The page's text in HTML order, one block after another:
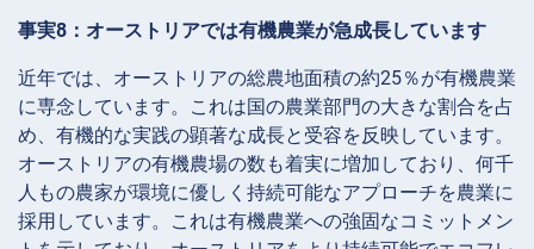
事実8：オーストリアでは有機農業が急成長しています
近年では、オーストリアの総農地面積の約25％が有機農業
に専念しています。これは国の農業部門の大きな割合を占
め、有機的な実践の顕著な成長と受容を反映しています。
オーストリアの有機農場の数も着実に増加しており、何千
人もの農家が環境に優しく持続可能なアプローチを農業に
採用しています。これは有機農業への強固なコミットメン